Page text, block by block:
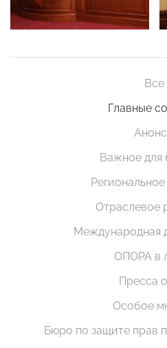
Все
Главные
Важное для
Отраслевое
Международная
ОПОРА в
Пресса
Особое
Бюро по защите прав